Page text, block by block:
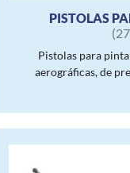
PISTOLAS
Pistolas para
aerográficas, de